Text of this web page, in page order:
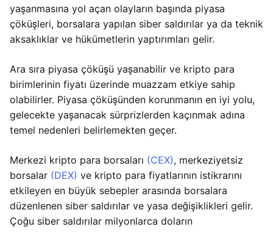
yaşanmasına yol açan olayların başında piyasa
çöküşleri, borsalara yapılan siber saldırılar ya da teknik
aksaklıklar ve hükümetlerin yaptırımları gelir.
Ara sıra piyasa çöküşü yaşanabilir ve kripto para
birimlerinin fiyatı üzerinde muazzam etkiye sahip
olabilirler. Piyasa çöküşünden korunmanın en iyi yolu,
gelecekte yaşanacak sürprizlerden kaçınmak adına
temel nedenleri belirlemekten geçer.
Merkezi kripto para borsaları (CEX), merkeziyetsiz
borsalar (DEX) ve kripto para fiyatlarının istikrarını
etkileyen en büyük sebepler arasında borsalara
düzenlenen siber saldırılar ve yasa değişiklikleri gelir.
Çoğu siber saldırılar milyonlarca doların